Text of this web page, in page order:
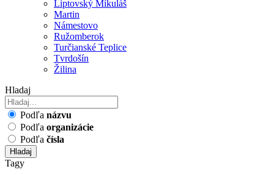
Liptovský Mikuláš
Martin
Námestovo
Ružomberok
Turčianské Teplice
Tvrdošín
Žilina
Hladaj
Podľa názvu
Podľa organizácie
Podľa čísla
Hladaj
Tagy